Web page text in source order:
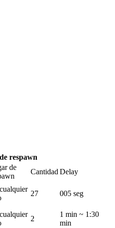
respawn
de
Cantidad Delay
27 005 seg
2
1 min ~ 1:30
min